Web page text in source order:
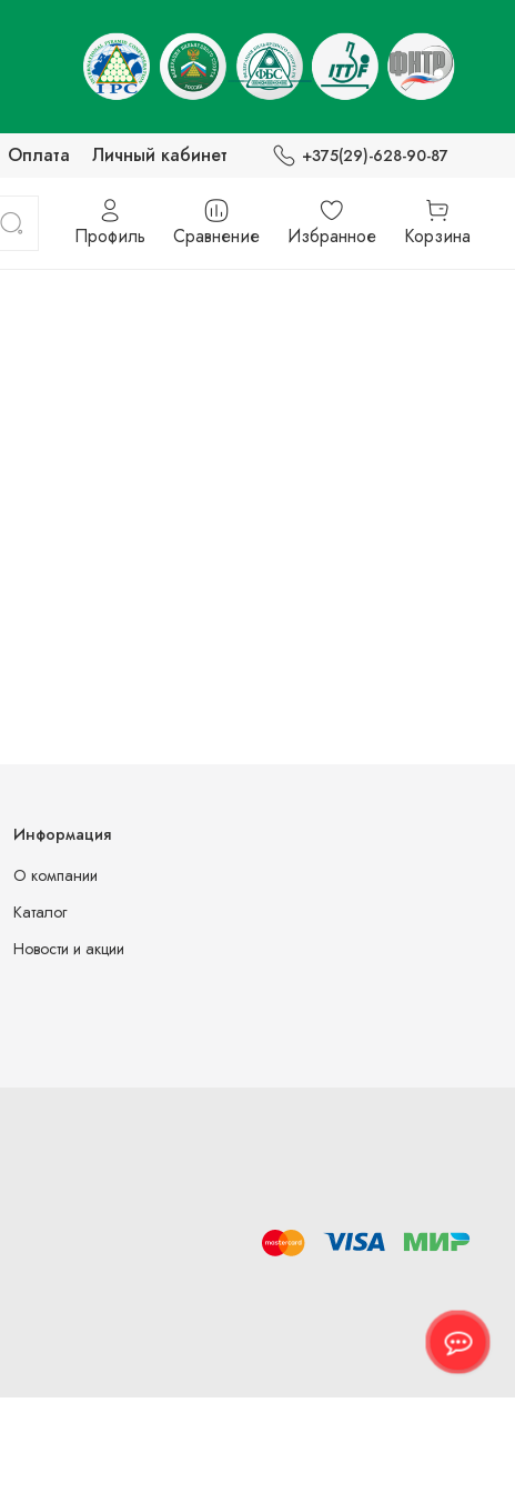
Оплата Личный кабинет +375(29)-628-90-87
Профиль Сравнение Избранное Корзина
Информация
О компании
Каталог
Новости и акции